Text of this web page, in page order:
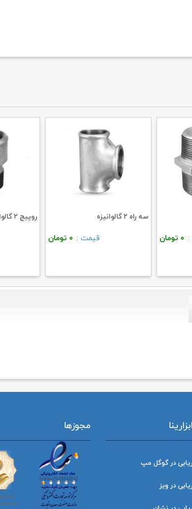
: ۰ تومان
سه راه ۲ گالوانیزه
قیمت : ۰ تومان
روپیچ ۲ گالوانیزه
در گوگل مپ
در ویز
مجوزها